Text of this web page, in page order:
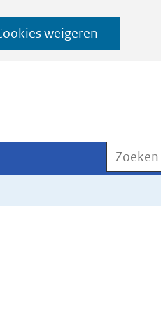
weigeren
Zoeken